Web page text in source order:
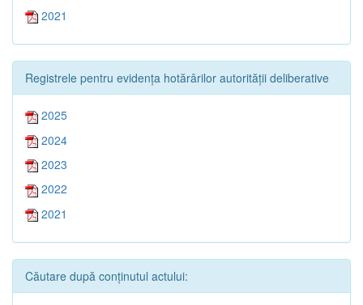
2021
Registrele pentru evidența hotărârilor autorității deliberative
2025
2024
2023
2022
2021
Căutare după conținutul actului: